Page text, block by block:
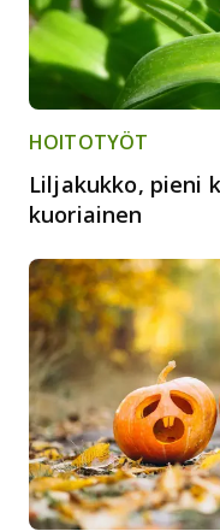
HOITOTYÖT
Liljakukko, pieni
kuoriainen